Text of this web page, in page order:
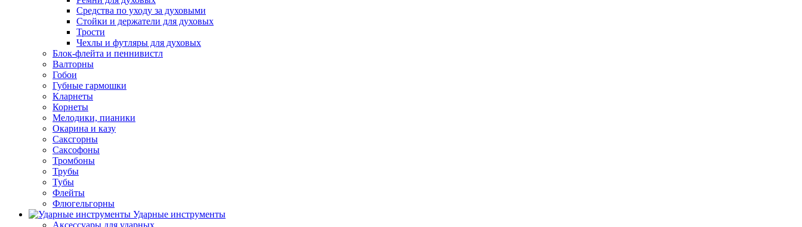
Средства по уходу за духовыми
Стойки и держатели для духовых
Трости
Чехлы и футляры для духовых
Блок-флейта и пеннивистл
Валторны
Гобои
Губные гармошки
Кларнеты
Корнеты
Мелодики, пианики
Окарина и казу
Саксгорны
Саксофоны
Тромбоны
Трубы
Тубы
Флейты
Флюгельгорны
Ударные инструменты
Аксессуары для ударных